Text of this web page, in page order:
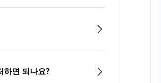
하면 되나요?